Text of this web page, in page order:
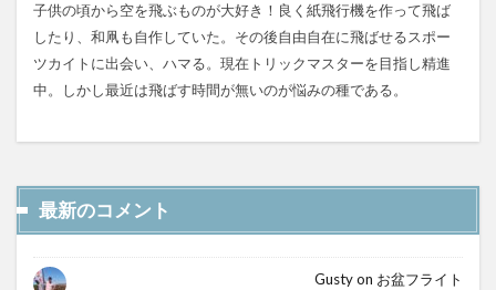
子供の頃から空を飛ぶものが大好き！良く紙飛行機を作って飛ば
したり、和凧も自作していた。その後自由自在に飛ばせるスポー
ツカイトに出会い、ハマる。現在トリックマスターを目指し精進
中。しかし最近は飛ばす時間が無いのが悩みの種である。
最新のコメント
Gustyon お盆フライト